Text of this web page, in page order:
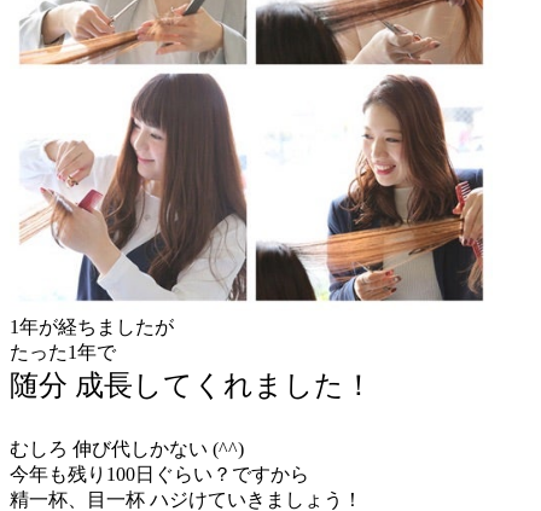
1年が経ちましたが
たった1年で
随分 成長してくれました！
むしろ 伸び代しかない (^^)
今年も残り100日ぐらい？ですから
精一杯、目一杯 ハジけていきましょう！